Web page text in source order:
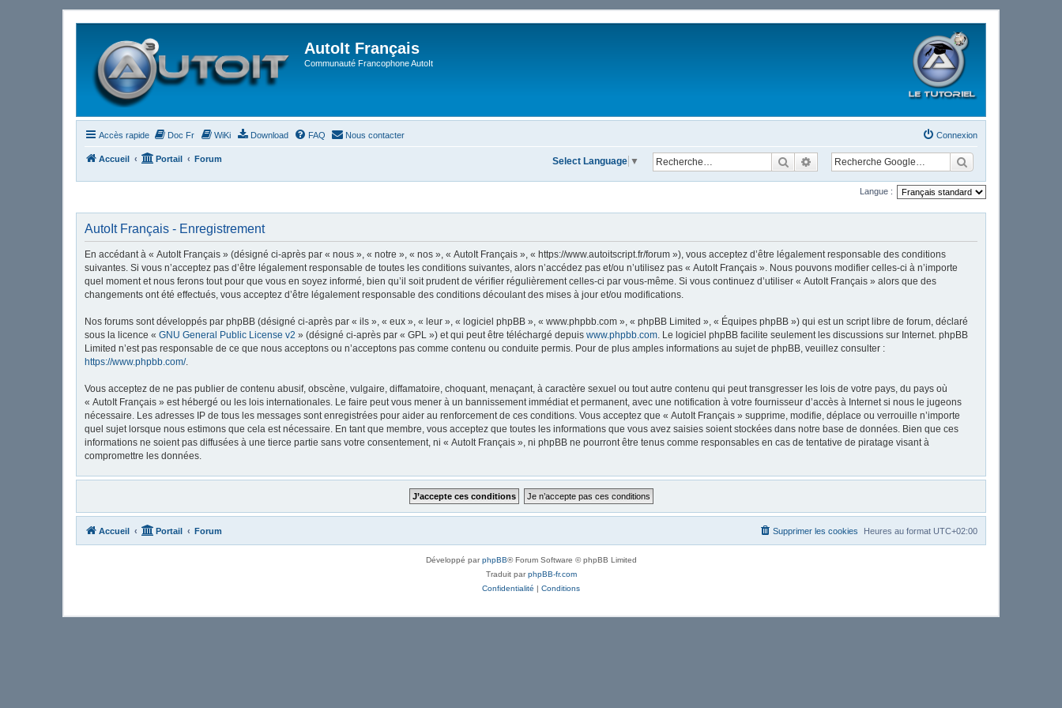
AutoIt Français
Communauté Francophone AutoIt
Accès rapide Doc Fr WiKi Download FAQ Nous contacter Connexion
Accueil Portail Forum RechercherRecherche avancée
Select Language ▼
Langue :
AutoIt Français - Enregistrement
En accédant à « AutoIt Français » (désigné ci-après par « nous », « notre », « nos », « AutoIt Français », « https://www.autoitscript.fr/forum »), vous acceptez d’être légalement responsable des conditions
suivantes. Si vous n’acceptez pas d’être légalement responsable de toutes les conditions suivantes, alors n’accédez pas et/ou n’utilisez pas « AutoIt Français ». Nous pouvons modifier celles-ci à n’importe
quel moment et nous ferons tout pour que vous en soyez informé, bien qu’il soit prudent de vérifier régulièrement celles-ci par vous-même. Si vous continuez d’utiliser « AutoIt Français » alors que des
changements ont été effectués, vous acceptez d’être légalement responsable des conditions découlant des mises à jour et/ou modifications.
Nos forums sont développés par phpBB (désigné ci-après par « ils », « eux », « leur », « logiciel phpBB », « www.phpbb.com », « phpBB Limited », « Équipes phpBB ») qui est un script libre de forum, déclaré
sous la licence « GNU General Public License v2 » (désigné ci-après par « GPL ») et qui peut être téléchargé depuis www.phpbb.com . Le logiciel phpBB facilite seulement les discussions sur Internet. phpBB
Limited n’est pas responsable de ce que nous acceptons ou n’acceptons pas comme contenu ou conduite permis. Pour de plus amples informations au sujet de phpBB, veuillez consulter :
https://www.phpbb.com/.
Vous acceptez de ne pas publier de contenu abusif, obscène, vulgaire, diffamatoire, choquant, menaçant, à caractère sexuel ou tout autre contenu qui peut transgresser les lois de votre pays, du pays où
« AutoIt Français » est hébergé ou les lois internationales. Le faire peut vous mener à un bannissement immédiat et permanent, avec une notification à votre fournisseur d’accès à Internet si nous le jugeons
nécessaire. Les adresses IP de tous les messages sont enregistrées pour aider au renforcement de ces conditions. Vous acceptez que « AutoIt Français » supprime, modifie, déplace ou verrouille n’importe
quel sujet lorsque nous estimons que cela est nécessaire. En tant que membre, vous acceptez que toutes les informations que vous avez saisies soient stockées dans notre base de données. Bien que ces
informations ne soient pas diffusées à une tierce partie sans votre consentement, ni « AutoIt Français », ni phpBB ne pourront être tenus comme responsables en cas de tentative de piratage visant à
compromettre les données.
Accueil Portail Forum Heures au format UTC+02:00
Supprimer les cookies
Développé parphpBB® Forum Software © phpBB Limited
Traduit parphpBB-fr.com
Confidentialité | Conditions